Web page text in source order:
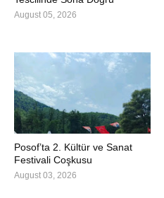
August 05, 2026
Posof’ta 2. Kültür ve Sanat
Festivali Coşkusu
August 03, 2026